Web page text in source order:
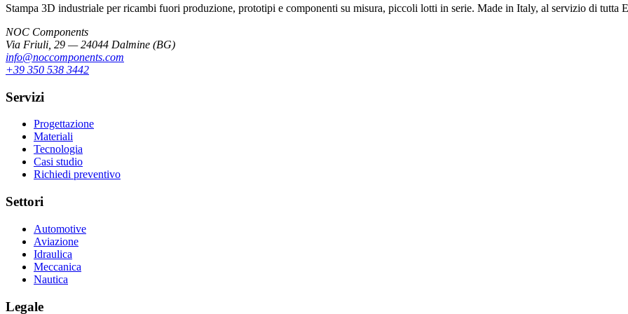
Stampa 3D industriale per ricambi fuori produzione, prototipi e componenti su misura, piccoli lotti in serie. Made in Italy, al servizio di tutta
NOC Components
Via Friuli, 29 — 24044 Dalmine (BG)
info@noccomponents.com
+39 350 538 3442
Servizi
Progettazione
Materiali
Tecnologia
Casi studio
Richiedi preventivo
Settori
Automotive
Aviazione
Idraulica
Meccanica
Nautica
Legale